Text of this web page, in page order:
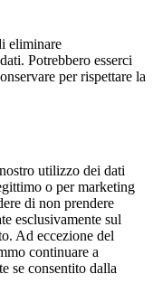
eliminare
Potrebbero esserci
per rispettare la
utilizzo dei dati
o per marketing
di non prendere
esclusivamente sul
Ad eccezione del
continuare a
se consentito dalla